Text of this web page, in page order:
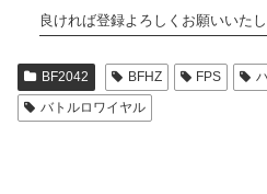
良ければ登録よろしくお願いいた
BF2042 BFHZ FPS
バトルロワイヤル